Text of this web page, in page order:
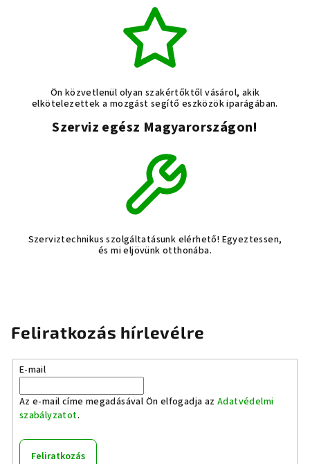
Ön közvetlenül olyan szakértőktől vásárol, akik
elkötelezettek a mozgást segítő eszközök iparágában.
Szerviz egész Magyarországon!
Szerviztechnikus szolgáltatásunk elérhető! Egyeztessen,
és mi eljövünk otthonába.
Feliratkozás hírlevélre
E-mail
Az e-mail címe megadásával Ön elfogadja az Adatvédelmi
szabályzatot.
Feliratkozás